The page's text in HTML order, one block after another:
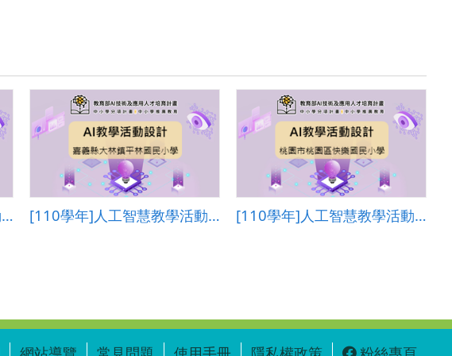
[110學年]人工智慧教學活動設計―嘉義市西區志航國民小學 [110學年]人工智慧教學活動設計―嘉義縣大林鎮平林國民小學 [110學年]人工智慧教學活動設計―桃園市桃園區快樂國民小學